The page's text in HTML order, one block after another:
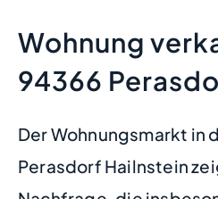
Wohnung
94366
Der Wohnungsmarkt in
Perasdorf Hailnstein